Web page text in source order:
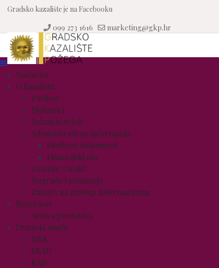
Gradsko kazalište je na Facebooku
099 273 1616 marketing@gkp.hr
Naslovna
O kazalištu
Povijest
Djelatnici
Tehnički uvjeti
Administrativne informacije
Službeni dokumenti
Financijski dio
Galerija "Ciraki"
Nagrade i priznanja
Zahtjev za pristup informacijama
Repertoar
Arhiva predstava
Dramski studio
MŠK
SKAD
KAD